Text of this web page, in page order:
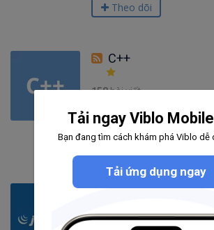
Theo dõi
C++
158bài viết
2996người theo dõi
Theo dõi
jQuery
232bài viết
Tải ngay Viblo
Bạn đang tìm cách khám phá Viblo dễ
Tải ứng dụng ngay